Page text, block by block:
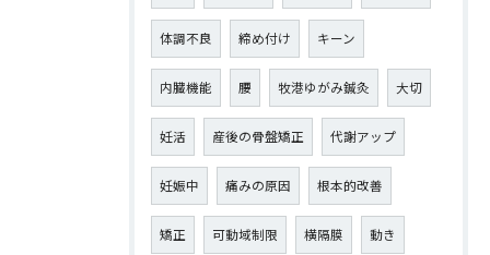
体調不良 締め付け キーン
内臓機能 腰 牧港ゆがみ鍼灸 大切
妊活 産後の骨盤矯正 代謝アップ
妊娠中 痛みの原因 根本的改善
矯正 可動域制限 横隔膜 動き